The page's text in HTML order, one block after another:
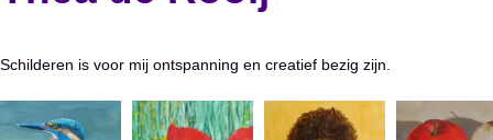
Schilderen is voor mij ontspanning en creatief bezig zijn.